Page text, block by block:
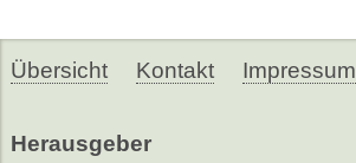
Übersicht Kontakt Impressum
Herausgeber